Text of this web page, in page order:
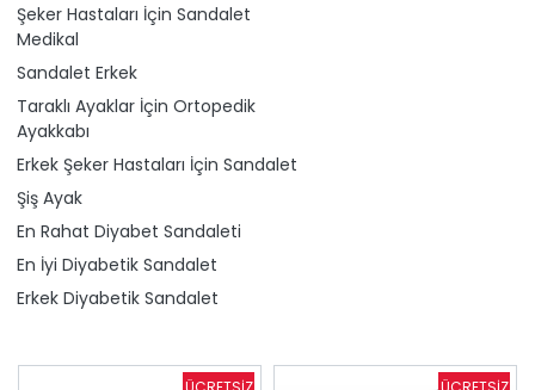
Şeker Hastaları İçin Sandalet
Medikal
Sandalet Erkek
Taraklı Ayaklar İçin Ortopedik
Ayakkabı
Erkek Şeker Hastaları İçin Sandalet
Şiş Ayak
En Rahat Diyabet Sandaleti
En İyi Diyabetik Sandalet
Erkek Diyabetik Sandalet